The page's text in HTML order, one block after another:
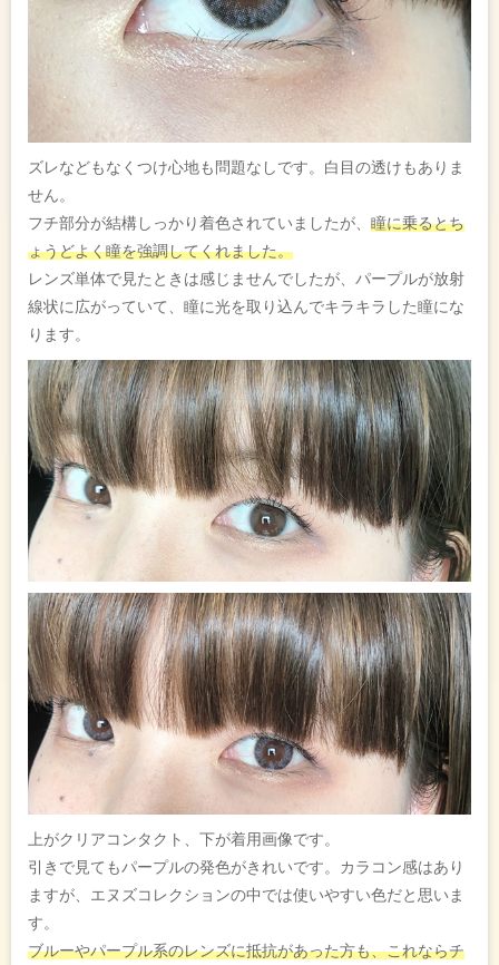
ズレなどもなくつけ心地も問題なしです。白目の透けもありま
せん。
フチ部分が結構しっかり着色されていましたが、 瞳に乗るとち
ょうどよく瞳を強調してくれました。
レンズ単体で見たときは感じませんでしたが、パープルが放射
線状に広がっていて、瞳に光を取り込んでキラキラした瞳にな
ります。
上がクリアコンタクト、下が着用画像です。
引きで見てもパープルの発色がきれいです。カラコン感はあり
ますが、エヌズコレクションの中では使いやすい色だと思いま
す。
ブルーやパープル系のレンズに抵抗があった方も、これならチ